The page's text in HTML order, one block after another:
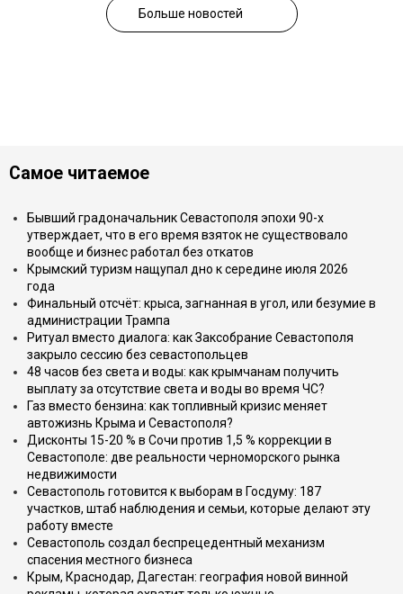
Больше новостей
Самое читаемое
Бывший градоначальник Севастополя эпохи 90-х
утверждает, что в его время взяток не существовало
вообще и бизнес работал без откатов
Крымский туризм нащупал дно к середине июля 2026
года
Финальный отсчёт: крыса, загнанная в угол, или безумие в
администрации Трампа
Ритуал вместо диалога: как Заксобрание Севастополя
закрыло сессию без севастопольцев
48 часов без света и воды: как крымчанам получить
выплату за отсутствие света и воды во время ЧС?
Газ вместо бензина: как топливный кризис меняет
автожизнь Крыма и Севастополя?
Дисконты 15-20 % в Сочи против 1,5 % коррекции в
Севастополе: две реальности черноморского рынка
недвижимости
Севастополь готовится к выборам в Госдуму: 187
участков, штаб наблюдения и семьи, которые делают эту
работу вместе
Севастополь создал беспрецедентный механизм
спасения местного бизнеса
Крым, Краснодар, Дагестан: география новой винной